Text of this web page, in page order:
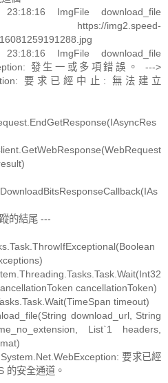
ImgFile download_file
https://img2.speed-
ImgFile download_file
發生一或多項錯誤。 --->
要求已經中止: 無法建立
的結尾 ---
cancellationToken)
timeout)
download_url, String
List`1 headers,
要求已經
的安全通道。